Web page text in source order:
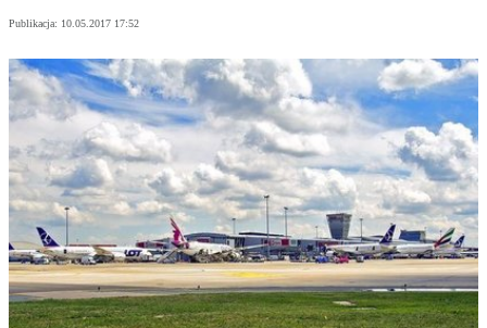
Publikacja: 10.05.2017 17:52